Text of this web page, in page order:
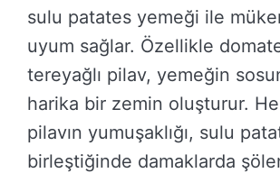
sulu patates yemeği ile
uyum sağlar. Özellikle
tereyağlı pilav, yemeğin
harika bir zemin oluşturur.
pilavın yumuşaklığı, sulu
birleştiğinde damaklarda